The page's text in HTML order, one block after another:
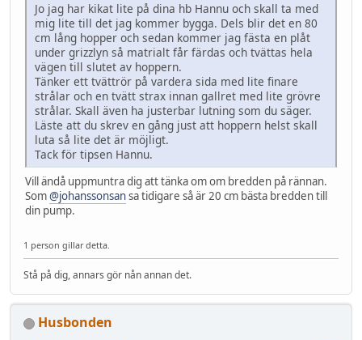
Jo jag har kikat lite på dina hb Hannu och skall ta med
mig lite till det jag kommer bygga. Dels blir det en 80
cm lång hopper och sedan kommer jag fästa en plåt
under grizzlyn så matrialt får färdas och tvättas hela
vägen till slutet av hoppern.
Tänker ett tvättrör på vardera sida med lite finare
strålar och en tvätt strax innan gallret med lite grövre
strålar. Skall även ha justerbar lutning som du säger.
Läste att du skrev en gång just att hoppern helst skall
luta så lite det är möjligt.
Tack för tipsen Hannu.
Vill ändå uppmuntra dig att tänka om om bredden på rännan.
Som@johanssonsansa tidigare så är 20 cm bästa bredden till
din pump.
1 person gillar detta.
Stå på dig, annars gör nån annan det.
Husbonden